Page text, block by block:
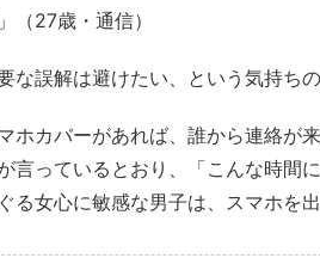
（27歳・通信）
な誤解は避けたい、という気持ち
ホカバーがあれば、誰から連絡が
言っているとおり、「こんな時間
る女心に敏感な男子は、スマホを